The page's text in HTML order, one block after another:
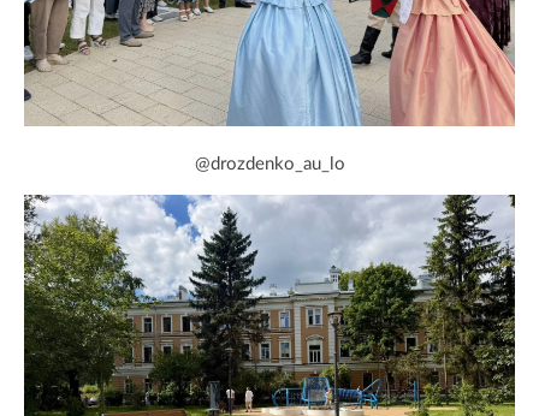
@drozdenko_au_lo